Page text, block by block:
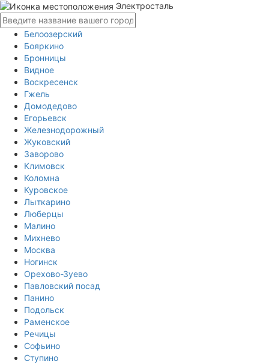
Электросталь
Белоозерский
Бояркино
Бронницы
Видное
Воскресенск
Гжель
Домодедово
Егорьевск
Железнодорожный
Жуковский
Заворово
Климовск
Коломна
Куровское
Лыткарино
Люберцы
Малино
Михнево
Москва
Ногинск
Орехово-Зуево
Павловский посад
Панино
Подольск
Раменское
Речицы
Софьино
Ступино